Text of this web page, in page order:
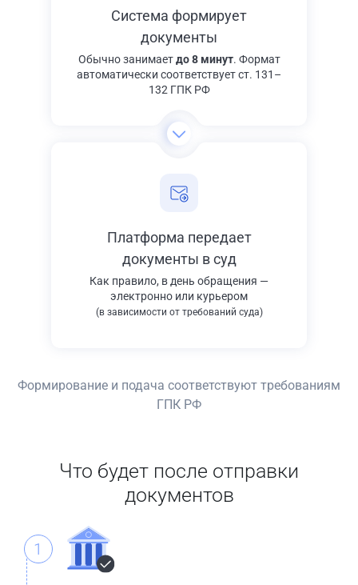
Система формирует
документы
Обычно занимаетдо 8 минут. Формат
автоматически соответствует ст. 131–
132 ГПК РФ
Платформа передает
документы в суд
Как правило, в день обращения —
электронно или курьером
(в зависимости от требований суда)
Формирование и подача соответствуют требованиям
ГПК РФ
Что будет после отправки
документов
1